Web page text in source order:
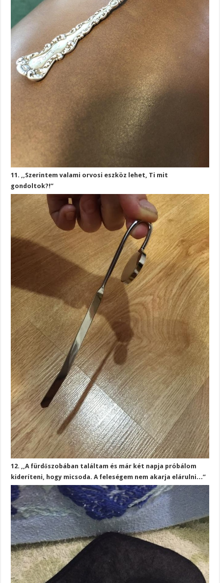
11. ,,Szerintem valami orvosi eszköz lehet, Ti mit
gondoltok?!”
12. ,,A fürdőszobában találtam és már két napja próbálom
kideríteni, hogy micsoda. A feleségem nem akarja elárulni…”